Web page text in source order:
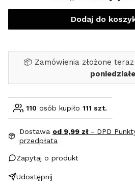
Dodaj do
📦 Zamówienia złożone
110 osób kupiło 111 szt.
Dostawa od 9,99 zł - DPD
przedpłata
Zapytaj o produkt
Udostępnij